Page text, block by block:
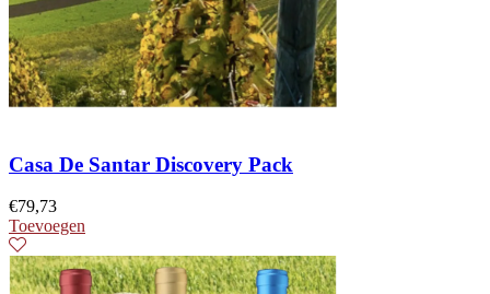
Casa De Santar Discovery Pack
€79,73
Toevoegen